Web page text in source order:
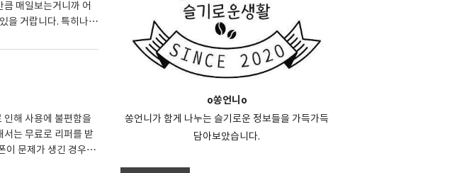
매일보는거니까 어
을 거랍니다. 특히나 1
카가...) 기분에 따라서
이지 않아 나름 재미
대해서 말씀드리겠습
바퀴(⚙️)버튼을 클릭하
여 줍니다...
인해 사용에 불편함을
는 무료로 리퍼를 받
이 문제가 생긴 경우에
o쏭언니o
쏭언니가 함게 나누는 슬기로운 정보들을 가득가득
담아보았습니다.